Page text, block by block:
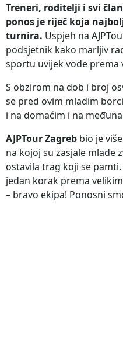
Treneri, roditelji i svi
ponos je riječ koja
turnira. Uspjeh na
podsjetnik kako marljiv
sportu uvijek vode prema
S obzirom na dob i broj
se pred ovim mladim
i na domaćim i na
AJPTour Zagreb bio je
na kojoj su zasjale mlade
ostavila trag koji se
jedan korak prema
– bravo ekipa! Ponosni